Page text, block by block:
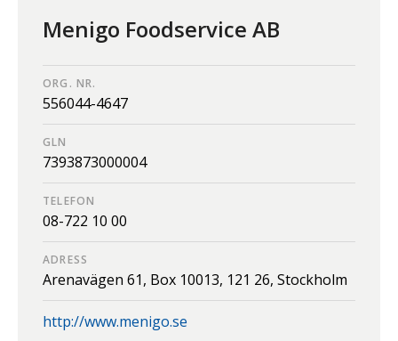
Menigo Foodservice AB
ORG. NR.
556044-4647
GLN
7393873000004
TELEFON
08-722 10 00
ADRESS
Arenavägen 61, Box 10013, 121 26, Stockholm
http://www.menigo.se